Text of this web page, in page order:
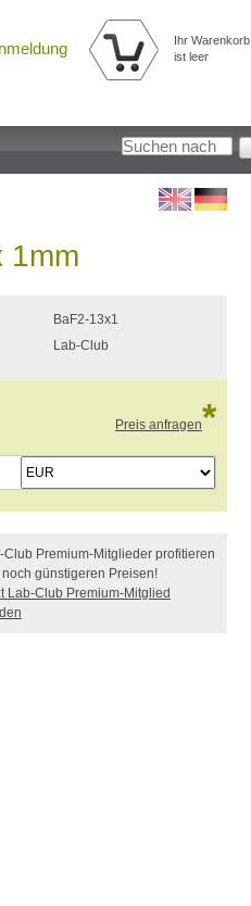
Ihr Warenkorb
ist leer
1mm
BaF2-13x1
Lab-Club
Preis anfragen*
Club Premium-Mitglieder profitieren
günstigeren Preisen!
Lab-Club Premium-Mitglied